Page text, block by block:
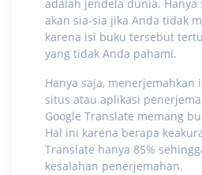
adalah jendela dunia. Hanya
akan sia-sia jika Anda tidak
karena isi buku tersebut
yang tidak Anda pahami.
Hanya saja,
situs atau aplikasi
Google Translate memang
Hal ini karena berapa
Translate hanya 85%
kesalahan penerjemahan.